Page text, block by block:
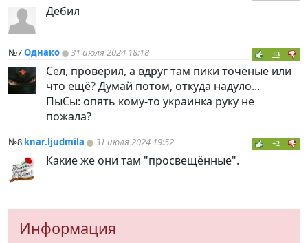
Дебил
№7Однако 31 июля 2024 18:18 +3
Сел, проверил, а вдруг там пики точёные или
что ещё? Думай потом, откуда надуло...
ПыСы: опять кому-то украинка руку не
пожала?
№8 knar.ljudmila 31 июля 2024 19:52 +2
Какие же они там "просвещённые".
Информация